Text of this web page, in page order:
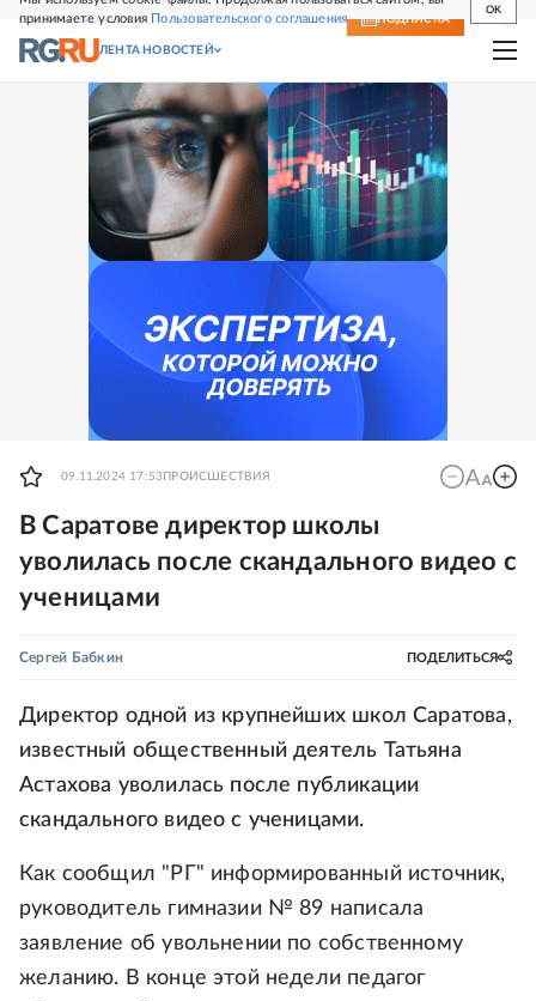
принимаете условия Пользовательского соглашения
OK
СВЕЖИЙ НОМЕР ПОДПИСКА
ЛЕНТА НОВОСТЕЙ
09.11.2024 17:53 ПРОИСШЕСТВИЯ
В Саратове директор школы
уволилась после скандального видео с
ученицами
Сергей Бабкин ПОДЕЛИТЬСЯ
Директор одной из крупнейших школ Саратова,
известный общественный деятель Татьяна
Астахова уволилась после публикации
скандального видео с ученицами.
Как сообщил "РГ" информированный источник,
руководитель гимназии № 89 написала
заявление об увольнении по собственному
желанию. В конце этой недели педагог